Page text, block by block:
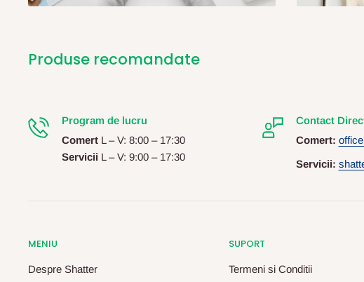
Produse recomandate
Program de lucru
Comert L – V: 8:00 – 17:30
Servicii L – V: 9:00 – 17:30
Contact
Comert:
Servicii:
MENIU
Despre Shatter
SUPORT
Termeni si Conditii